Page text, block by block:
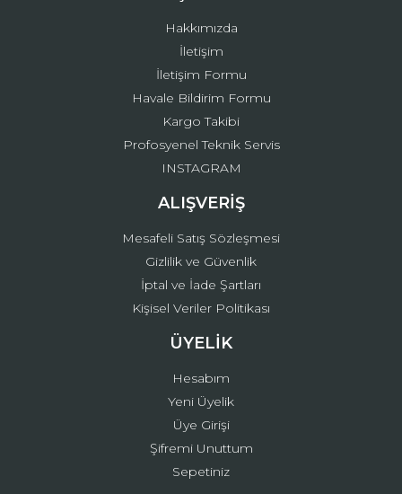
Gönder
Hakkımızda
İletişim
İletişim Formu
Havale Bildirim Formu
Kargo Takibi
Profosyenel Teknik Servis
INSTAGRAM
ALIŞVERİŞ
Mesafeli Satış Sözleşmesi
Gizlilik ve Güvenlik
İptal ve İade Şartları
Kişisel Veriler Politikası
ÜYELİK
Hesabım
Yeni Üyelik
Üye Girişi
Şifremi Unuttum
Sepetiniz